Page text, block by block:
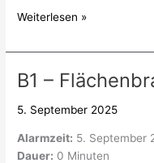
Weiterlesen »
B1 –
5. September 2025
Alarmzeit: 5. September
Dauer: 0 Minuten
B1
Flächenbrand